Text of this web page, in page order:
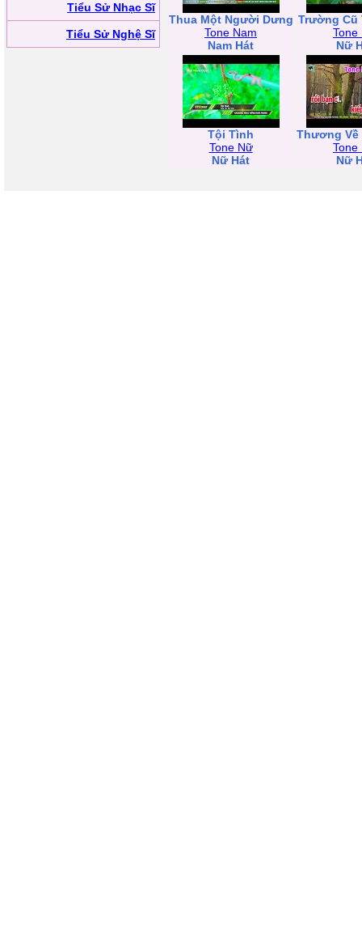
Tiểu Sử Nhạc Sĩ
Tiểu Sử Nghệ Sĩ
Thua Một Người Dưng
Tone Nam
Nam Hát
Trường Cũ
Tone
Nữ
Tội Tình
Tone Nữ
Nữ Hát
Thương Về
Tone
Nữ